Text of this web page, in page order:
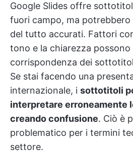
Google Slides offre
fuori campo, ma potrebbero
del tutto accurati. Fattori
tono e la chiarezza possono
corrispondenza dei
Se stai facendo una
internazionale, i sottotitoli
interpretare erroneamente
creando confusione. Ciò è
problematico per i termini
settore.